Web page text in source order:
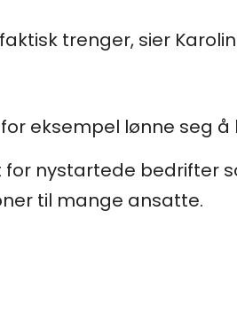
trenger, sier
eksempel lønne seg å
nystartede bedrifter
til mange ansatte.